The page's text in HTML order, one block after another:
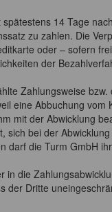
14 Tage
zu zahlen. Die
oder – sofern
der
Zahlungsweise
eine Abbuchung
mit der Abwicklung
sich bei der
darf die Turm GmbH
in die
der Dritte